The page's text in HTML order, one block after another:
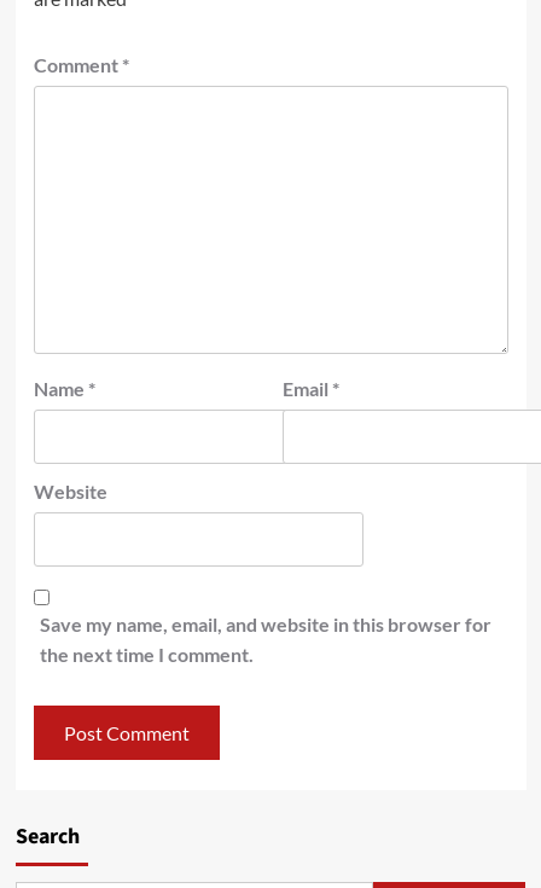
Comment *
Name * Email *
Website
Save my name, email, and website in this browser for
the next time I comment.
Search